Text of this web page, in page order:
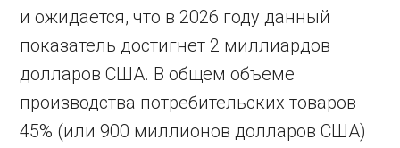
и ожидается, что в 2026 году данный
показатель достигнет 2 миллиардов
долларов США. В общем объеме
производства потребительских товаров
45% (или 900 миллионов долларов США)